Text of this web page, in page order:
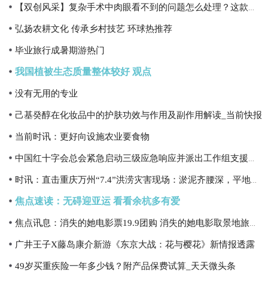
弘扬农耕文化 传承乡村技艺 环球热推荐
毕业旅行成暑期游热门
我国植被生态质量整体较好 观点
没有无用的专业
己基癸醇在化妆品中的护肤功效与作用及副作用解读_当前快报
当前时讯：更好向设施农业要食物
焦点速读：无碍迎亚运 看看余杭多有爱
广井王子X藤岛康介新游《东京大战：花与樱花》新情报透露
49岁买重疾险一年多少钱？附产品保费试算_天天微头条